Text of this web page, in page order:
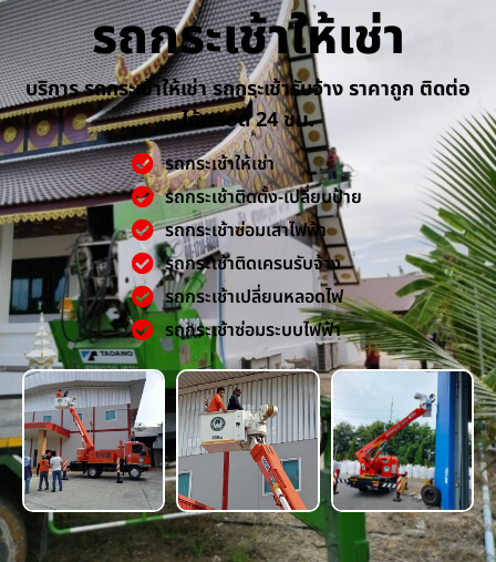
รถกระเช้าให้เช่า
บริการ รถกระเช้าให้เช่า รถกระเช้ารับจ้าง ราคาถูก ติดต่อ
ได้ตลอด 24 ชม.
รถกระเช้าให้เช่า
รถกระเช้าติดตั้ง-เปลี่ยนป้าย
รถกระเช้าซ่อมเสาไฟฟ้า
รถกระเช้าติดเครนรับจ้าง
รถกระเช้าเปลี่ยนหลอดไฟ
รถกระเช้าซ่อมระบบไฟฟ้า